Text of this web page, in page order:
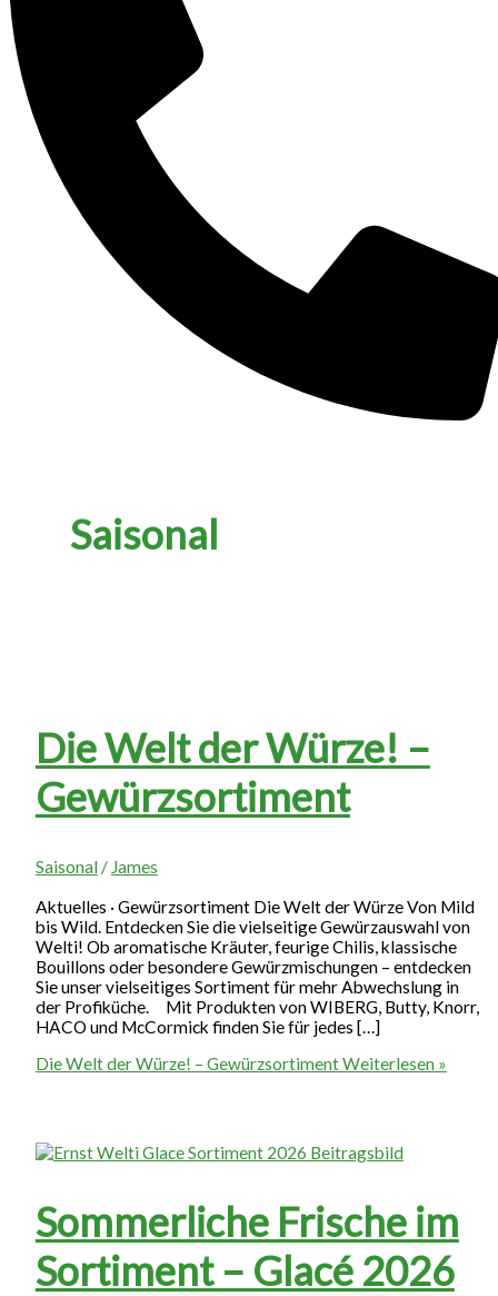
Saisonal
Die Welt der Würze! –
Gewürzsortiment
Saisonal/ James
Aktuelles · Gewürzsortiment Die Welt der Würze Von Mild
bis Wild. Entdecken Sie die vielseitige Gewürzauswahl von
Welti! Ob aromatische Kräuter, feurige Chilis, klassische
Bouillons oder besondere Gewürzmischungen – entdecken
Sie unser vielseitiges Sortiment für mehr Abwechslung in
der Profiküche. Mit Produkten von WIBERG, Butty, Knorr,
HACO und McCormick finden Sie für jedes […]
Die Welt der Würze! – GewürzsortimentWeiterlesen »
Sommerliche Frische im
Sortiment – Glacé 2026